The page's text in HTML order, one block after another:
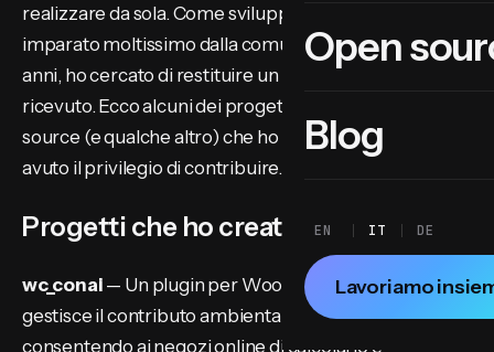
Open
Blog
EN IT DE
Lavoriamo
realizzare da sola. Come sviluppatore full-stack ho
imparato moltissimo dalla comunità e, nel corso degli
anni, ho cercato di restituire un po’ di ciò che ho
ricevuto. Ecco alcuni dei progetti WordPress open
source (e qualche altro) che ho creato o ai quali ho
avuto il privilegio di contribuire.
Progetti che ho creato e sviluppato
wc_conai — Un plugin per WooCommerce che
gestisce il contributo ambientale CONAI,
consentendo ai negozi online di calcolarlo e